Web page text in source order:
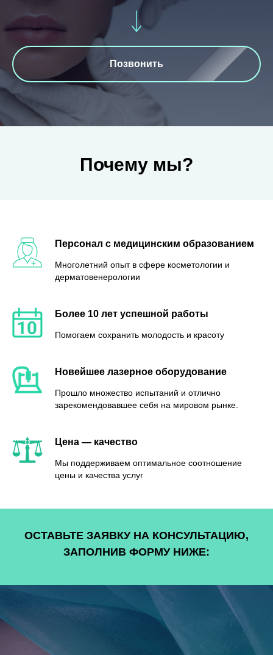
Позвонить
Почему мы?
Персонал с медицинским образованием
Многолетний опыт в сфере косметологии и
дерматовенерологии
Более 10 лет успешной работы
Помогаем сохранить молодость и красоту
Новейшее лазерное оборудование
Прошло множество испытаний и отлично
зарекомендовавшее себя на мировом рынке.
Цена — качество
Мы поддерживаем оптимальное соотношение
цены и качества услуг
ОСТАВЬТЕ ЗАЯВКУ НА КОНСУЛЬТАЦИЮ,
ЗАПОЛНИВ ФОРМУ НИЖЕ: